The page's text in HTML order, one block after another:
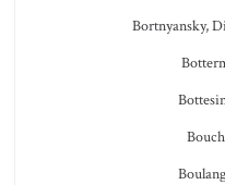
Bortnyansky,